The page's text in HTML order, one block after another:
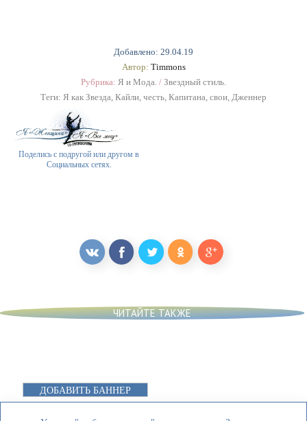
Добавлено: 29.04.19
Автор: Timmons
Рубрика: Я и Мода. / Звездный стиль.
Теги: Я как Звезда, Кайли, честь, Капитана, свои, Дженнер
Поделись с подругой или другом в
Социальных сетях.
ЧИТАЙТЕ ТАКЖЕ
ДОБАВИТЬ БАННЕР